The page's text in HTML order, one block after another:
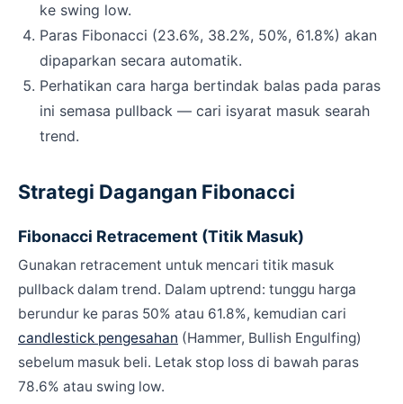
ke swing low.
Paras Fibonacci (23.6%, 38.2%, 50%, 61.8%) akan
dipaparkan secara automatik.
Perhatikan cara harga bertindak balas pada paras
ini semasa pullback — cari isyarat masuk searah
trend.
Strategi Dagangan Fibonacci
Fibonacci Retracement (Titik Masuk)
Gunakan retracement untuk mencari titik masuk
pullback dalam trend. Dalam uptrend: tunggu harga
berundur ke paras 50% atau 61.8%, kemudian cari
candlestick pengesahan (Hammer, Bullish Engulfing)
sebelum masuk beli. Letak stop loss di bawah paras
78.6% atau swing low.